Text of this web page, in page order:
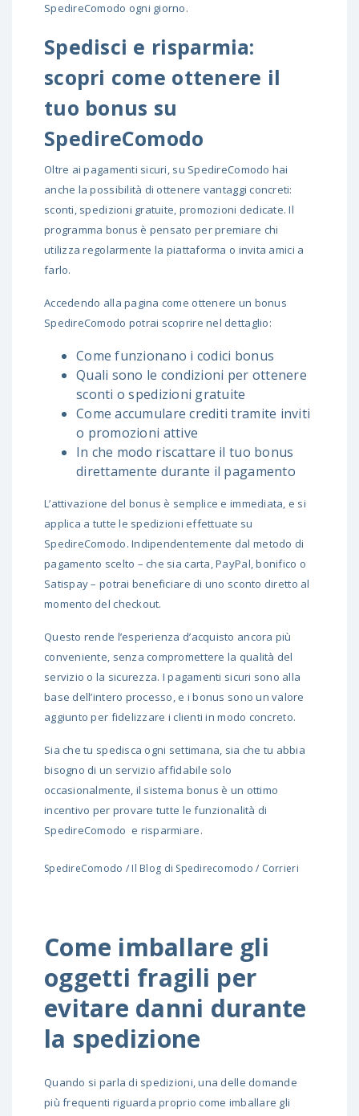
SpedireComodo ogni giorno.
Spedisci e risparmia:
scopri come ottenere il
tuo bonus su
SpedireComodo
Oltre ai pagamenti sicuri, su SpedireComodo hai
anche la possibilità di ottenere vantaggi concreti:
sconti, spedizioni gratuite, promozioni dedicate. Il
programma bonus è pensato per premiare chi
utilizza regolarmente la piattaforma o invita amici a
farlo.
Accedendo alla pagina come ottenere un bonus
SpedireComodo potrai scoprire nel dettaglio:
Come funzionano i codici bonus
Quali sono le condizioni per ottenere
sconti o spedizioni gratuite
Come accumulare crediti tramite inviti
o promozioni attive
In che modo riscattare il tuo bonus
direttamente durante il pagamento
L’attivazione del bonus è semplice e immediata, e si
applica a tutte le spedizioni effettuate su
SpedireComodo. Indipendentemente dal metodo di
pagamento scelto – che sia carta, PayPal, bonifico o
Satispay – potrai beneficiare di uno sconto diretto al
momento del checkout.
Questo rende l’esperienza d’acquisto ancora più
conveniente, senza compromettere la qualità del
servizio o la sicurezza. I pagamenti sicuri sono alla
base dell’intero processo, e i bonus sono un valore
aggiunto per fidelizzare i clienti in modo concreto.
Sia che tu spedisca ogni settimana, sia che tu abbia
bisogno di un servizio affidabile solo
occasionalmente, il sistema bonus è un ottimo
incentivo per provare tutte le funzionalità di
SpedireComodo e risparmiare.
SpedireComodo / Il Blog di Spedirecomodo / Corrieri
Come imballare gli
oggetti fragili per
evitare danni durante
la spedizione
Quando si parla di spedizioni, una delle domande
più frequenti riguarda proprio come imballare gli